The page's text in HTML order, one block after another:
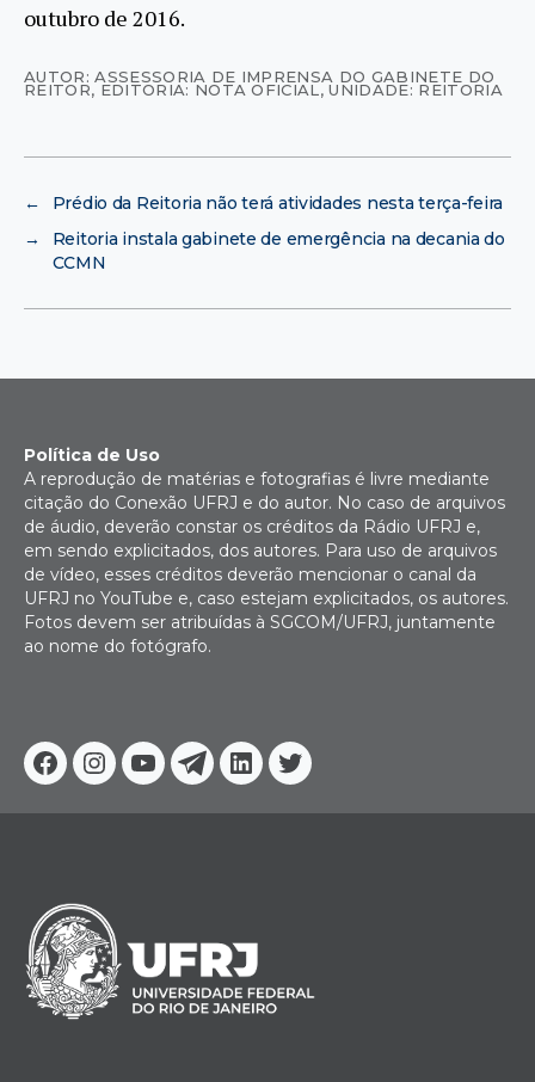
outubro de 2016.
AUTOR: ASSESSORIA DE IMPRENSA DO GABINETE DO
REITOR, EDITORIA: NOTA OFICIAL ,UNIDADE: REITORIA
←
Prédio da Reitoria não terá atividades nesta terça-feira
→
Reitoria instala gabinete de emergência na decania do
CCMN
Facebook
Instagram
YoutubeTelegram
Linkedin
Twitter
Política de Uso
A reprodução de matérias e fotografias é livre mediante
citação do Conexão UFRJ e do autor. No caso de arquivos
de áudio, deverão constar os créditos da Rádio UFRJ e,
em sendo explicitados, dos autores. Para uso de arquivos
de vídeo, esses créditos deverão mencionar o canal da
UFRJ no YouTube e, caso estejam explicitados, os autores.
Fotos devem ser atribuídas à SGCOM/UFRJ, juntamente
ao nome do fotógrafo.